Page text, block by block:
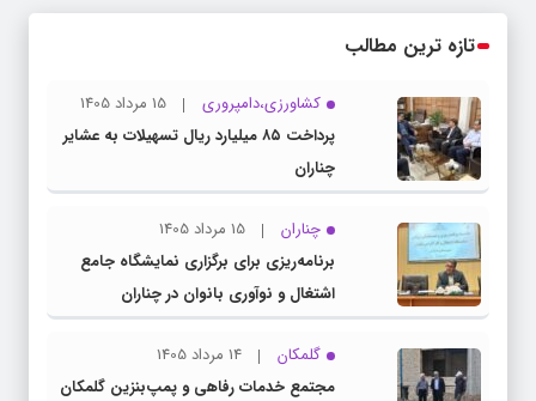
تازه ترین مطالب
کشاورزی،دامپروری
15 مرداد 1405
پرداخت ۸۵ میلیارد ریال تسهیلات به عشایر
چناران
چناران
15 مرداد 1405
برنامه‌ریزی برای برگزاری نمایشگاه جامع
اشتغال و نوآوری بانوان در چناران
گلمکان
14 مرداد 1405
مجتمع خدمات رفاهی و پمپ‌بنزین گلمکان